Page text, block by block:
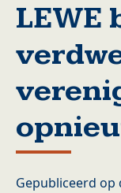
LEWE
Gepubliceerd op